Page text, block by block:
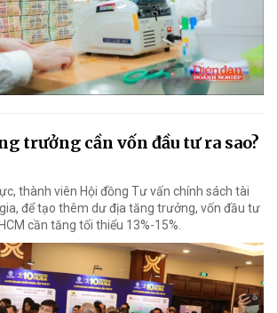
trưởng cần vốn đầu tư ra sao?
thành viên Hội đồng Tư vấn chính sách tài
để tạo thêm dư địa tăng trưởng, vốn đầu tư
cần tăng tối thiểu 13%-15%.